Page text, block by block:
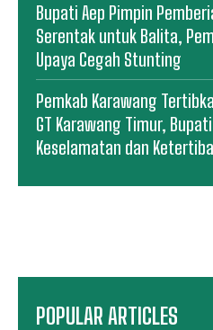
Bupati Aep Pimpin
Serentak untuk Balita,
Upaya Cegah Stunting
Pemkab Karawang
GT Karawang Timur,
Keselamatan dan
POPULAR ARTICLES